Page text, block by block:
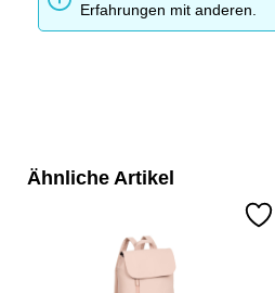
Erfahrungen mit anderen.
Ähnliche Artikel